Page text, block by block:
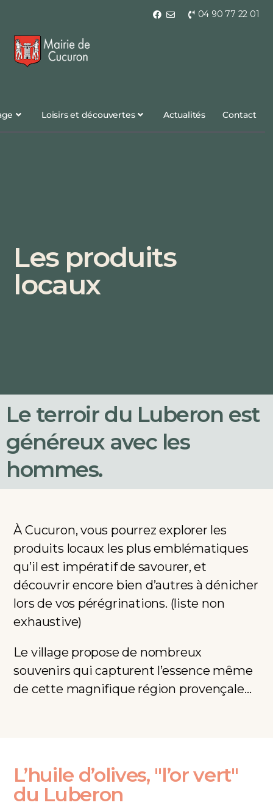
04 90 77 22 01
Loisirs et découvertes Actualités Contact
Les produits
locaux
Le terroir du Luberon est
généreux avec les
hommes.
À Cucuron, vous pourrez explorer les
produits locaux les plus emblématiques
qu’il est impératif de savourer, et
découvrir encore bien d’autres à dénicher
lors de vos pérégrinations. (liste non
exhaustive)
Le village propose de nombreux
souvenirs qui capturent l’essence même
de cette magnifique région provençale…
L’huile d’olives, "l’or vert"
du Luberon